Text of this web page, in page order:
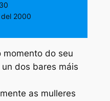
2000
do seu
dos bares máis
as mulleres